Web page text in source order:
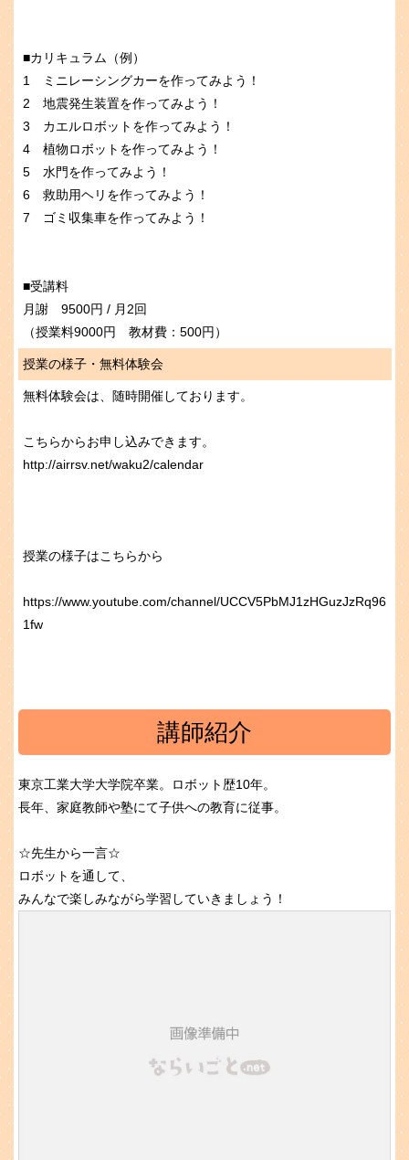
■カリキュラム（例）
1 ミニレーシングカーを作ってみよう！
2 地震発生装置を作ってみよう！
3 カエルロボットを作ってみよう！
4 植物ロボットを作ってみよう！
5 水門を作ってみよう！
6 救助用ヘリを作ってみよう！
7 ゴミ収集車を作ってみよう！
■受講料
月謝 9500円 / 月2回
（授業料9000円 教材費：500円）
授業の様子・無料体験会
無料体験会は、随時開催しております。
こちらからお申し込みできます。
http://airrsv.net/waku2/calendar
授業の様子はこちらから
https://www.youtube.com/channel/UCCV5PbMJ1zHGuzJzRq96
1fw
講師紹介
東京工業大学大学院卒業。ロボット歴10年。
長年、家庭教師や塾にて子供への教育に従事。
☆先生から一言☆
ロボットを通して、
みんなで楽しみながら学習していきましょう！